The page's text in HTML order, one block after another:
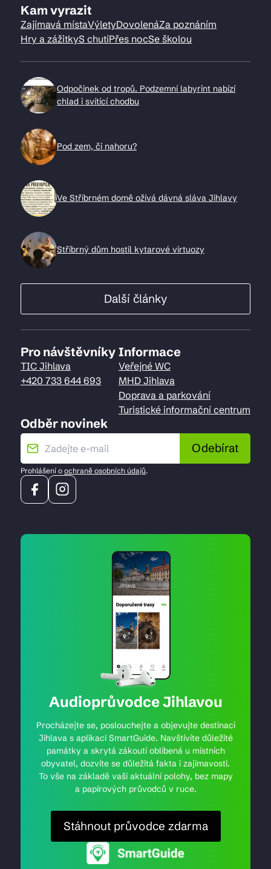
Kam vyrazit
Zajímavá místaVýletyDovolenáZa poznáním
Hry a zážitkyS chutíPřes nocSe školou
Odpočinek od tropů. Podzemní labyrint nabízí
chlad i svítící chodbu
Pod zem, či nahoru?
Ve Stříbrném domě ožívá dávná sláva Jihlavy
Stříbrný dům hostil kytarové virtuozy
Další články
Pro návštěvníky
TIC Jihlava
+420 733 644 693
Informace
Veřejné WC
MHD Jihlava
Doprava a parkování
Turistické informační centrum
Odběr novinek
Odebírat
Prohlášení o ochraně osobních údajů.
Audioprůvodce Jihlavou
Procházejte se, poslouchejte a objevujte destinaci
Jihlava s aplikací SmartGuide. Navštívíte důležité
památky a skrytá zákoutí oblíbená u místních
obyvatel, dozvíte se důležitá fakta i zajímavosti.
To vše na základě vaší aktuální polohy, bez mapy
a papírových průvodců v ruce.
Stáhnout průvodce zdarma